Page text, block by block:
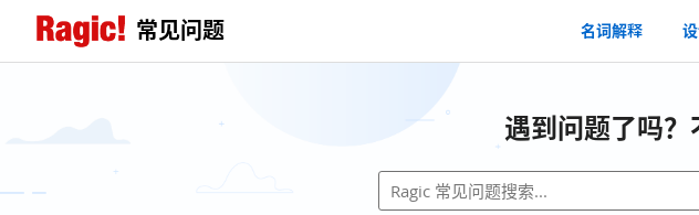
常见问题 名词解释
遇到问题了吗？